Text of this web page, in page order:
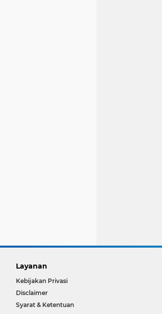
Layanan
Kebijakan Privasi
Disclaimer
Syarat & Ketentuan